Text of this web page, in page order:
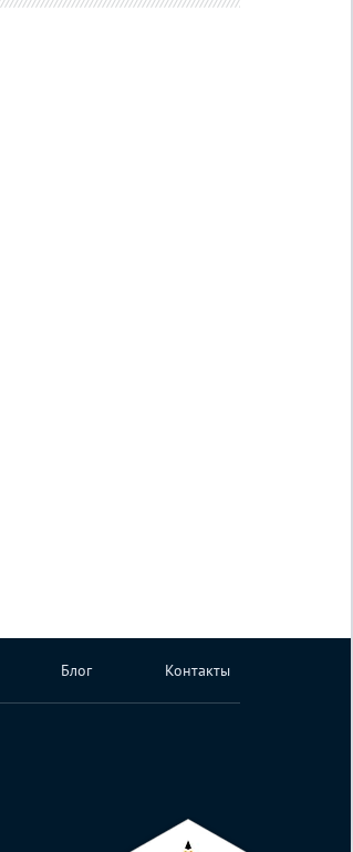
Блог Контакты